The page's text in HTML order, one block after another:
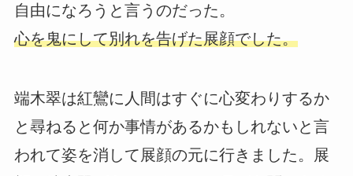
自由になろうと言うのだった。
心を鬼にして別れを告げた展顔でした。
端木翠は紅鸞に人間はすぐに心変わりするか
と尋ねると何か事情があるかもしれないと言
われて姿を消して展顔の元に行きました。展